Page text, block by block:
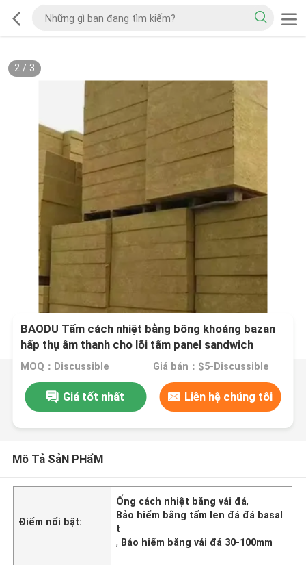
2/ 3
BAODU Tấm cách nhiệt bằng bông khoáng bazan
hấp thụ âm thanh cho lõi tấm panel sandwich
MOQ：Discussible Giá bán：$5-Discussible
Giá tốt nhất Liên hệ chúng tôi
Mô Tả SảN PHẩM
Điểm nổi bật:
Ống cách nhiệt bằng vải đá,
Bảo hiểm bằng tấm len đá đá basal
t
, Bảo hiểm bằng vải đá 30-100mm